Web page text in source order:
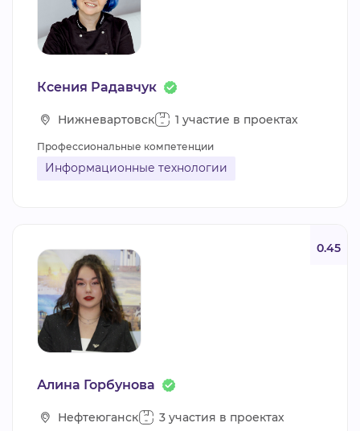
Ксения Радавчук
Нижневартовск 1 участие в проектах
Профессиональные компетенции
Информационные технологии
0.45
Алина Горбунова
Нефтеюганск 3 участия в проектах